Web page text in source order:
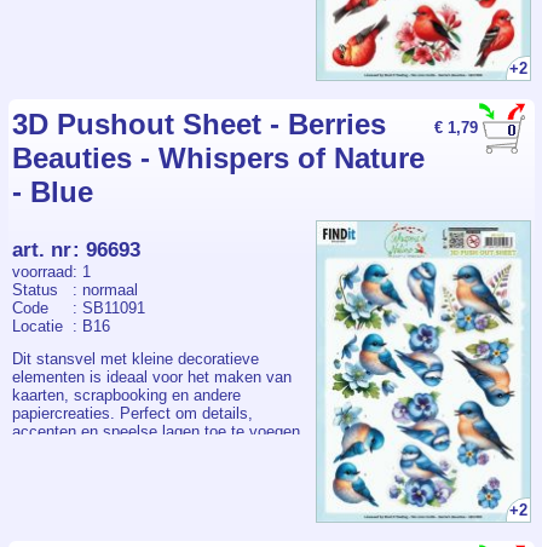
+2
€ 1,79
3D Pushout Sheet - Berries
Beauties - Whispers of Nature
- Blue
+2
art. nr: 96693
voorraad: 1
Status
: normaal
Code
: SB11091
Locatie : B16
Dit stansvel met kleine decoratieve
elementen is ideaal voor het maken van
kaarten, scrapbooking en andere
papiercreaties. Perfect om details,
accenten en speelse lagen toe te voegen